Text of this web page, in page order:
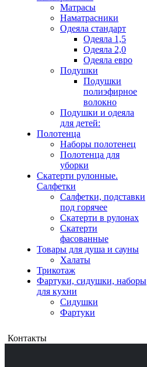
Матрасы
Наматрасники
Одеяла стандарт
Одеяла 1,5
Одеяла 2,0
Одеяла евро
Подушки
Подушки
полиэфирное
волокно
Подушки и одеяла
для детей:
Полотенца
Наборы полотенец
Полотенца для
уборки
Скатерти рулонные.
Салфетки
Салфетки, подставки
под горячее
Скатерти в рулонах
Скатерти
фасованные
Товары для душа и сауны
Халаты
Трикотаж
Фартуки, сидушки, наборы
для кухни
Сидушки
Фартуки
Контакты